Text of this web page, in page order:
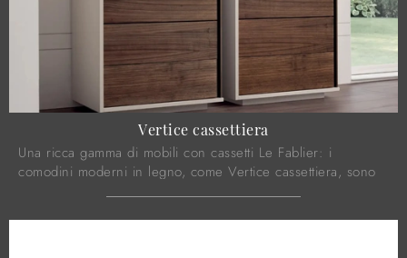
Vertice cassettiera
Una ricca gamma di mobili con cassetti Le Fablier: i
comodini moderni in legno, come Vertice cassettiera, sono